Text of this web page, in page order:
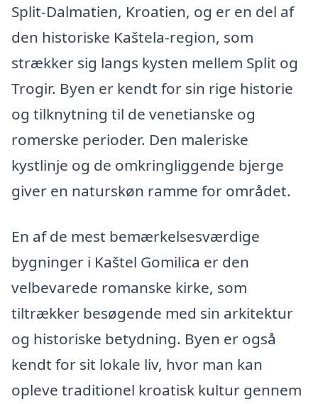
Split-Dalmatien, Kroatien, og er en del af
den historiske Kaštela-region, som
strækker sig langs kysten mellem Split og
Trogir. Byen er kendt for sin rige historie
og tilknytning til de venetianske og
romerske perioder. Den maleriske
kystlinje og de omkringliggende bjerge
giver en naturskøn ramme for området.
En af de mest bemærkelsesværdige
bygninger i Kaštel Gomilica er den
velbevarede romanske kirke, som
tiltrækker besøgende med sin arkitektur
og historiske betydning. Byen er også
kendt for sit lokale liv, hvor man kan
opleve traditionel kroatisk kultur gennem